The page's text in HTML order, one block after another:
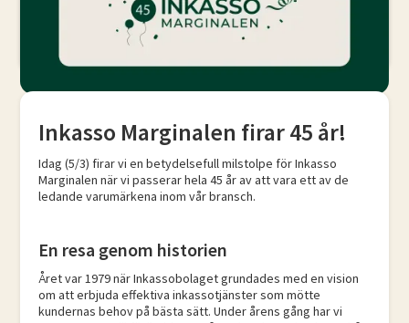
Inkasso Marginalen firar 45 år!
Idag (5/3) firar vi en betydelsefull milstolpe för Inkasso
Marginalen när vi passerar hela 45 år av att vara ett av de
ledande varumärkena inom vår bransch.​
En resa genom historien​
Året var 1979 när Inkassobolaget grundades med en vision
om att erbjuda effektiva inkassotjänster som mötte
kundernas behov på bästa sätt. Under årens gång har vi